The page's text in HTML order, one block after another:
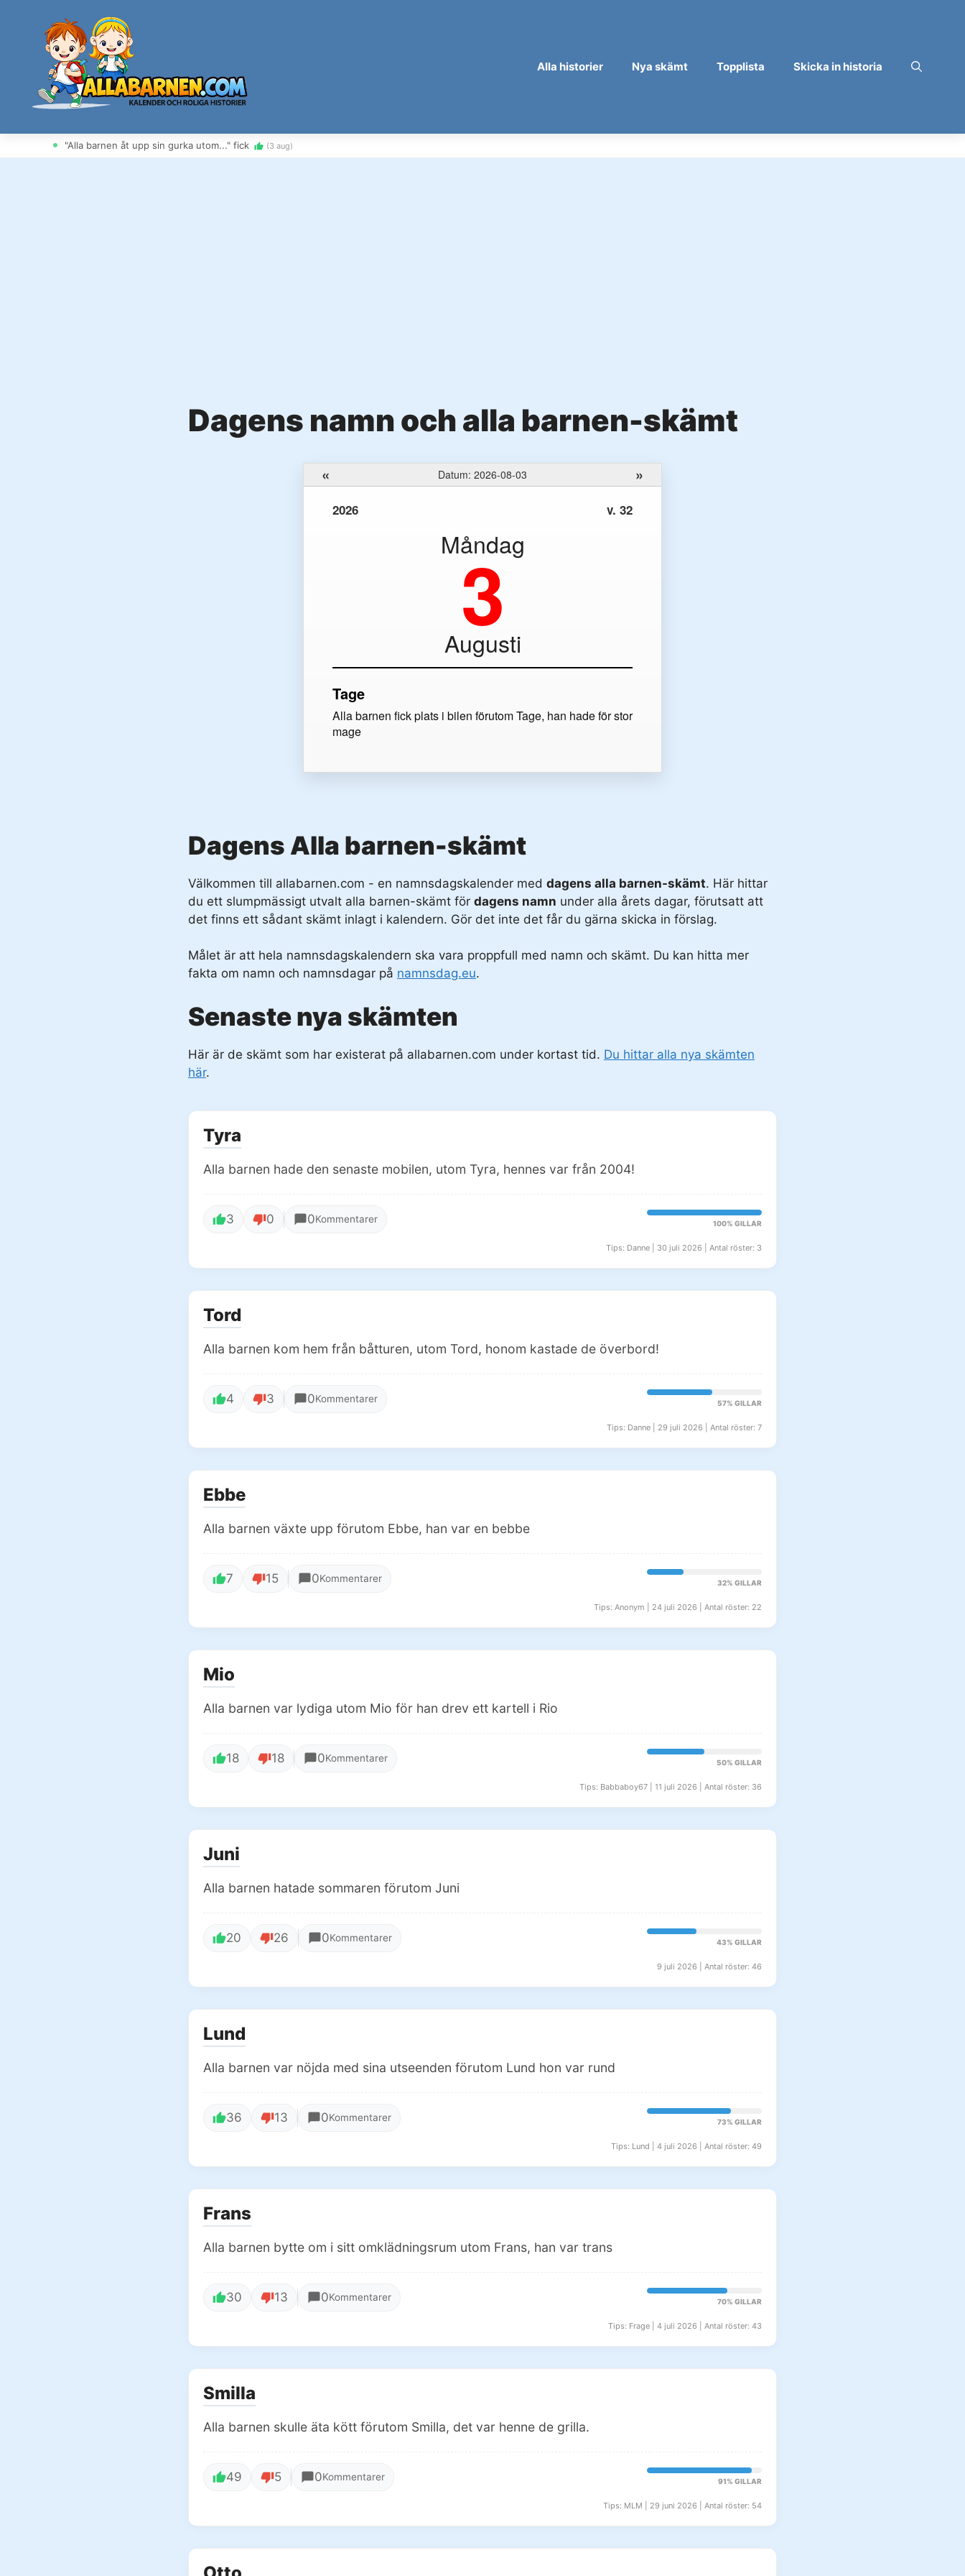
Alla historier Nya skämt Topplista Skicka in historia
"Alla barnen åt upp sin gurka utom..." fick (3 aug)
"Alla barnen överlevde flygkraschen förutom Anna, av..." fick
Dagens namn och alla barnen-skämt
« Datum: 2026-08-03 »
2026 v. 32
Måndag
3
Augusti
Tage
Alla barnen fick plats i bilen förutom Tage, han hade för stor
mage
Dagens Alla barnen-skämt
Välkommen till allabarnen.com - en namnsdagskalender med dagens alla barnen-skämt. Här hittar
du ett slumpmässigt utvalt alla barnen-skämt för dagens namn under alla årets dagar, förutsatt att
det finns ett sådant skämt inlagt i kalendern. Gör det inte det får du gärna skicka in förslag.
Målet är att hela namnsdagskalendern ska vara proppfull med namn och skämt. Du kan hitta mer
fakta om namn och namnsdagar på namnsdag.eu.
Senaste nya skämten
Här är de skämt som har existerat på allabarnen.com under kortast tid. Du hittar alla nya skämten
här.
Tyra
Alla barnen hade den senaste mobilen, utom Tyra, hennes var från 2004!
3 0 0Kommentarer 100% GILLAR
Tips: Danne | 30 juli 2026 | Antal röster: 3
Tord
Alla barnen kom hem från båtturen, utom Tord, honom kastade de överbord!
4 3 0Kommentarer 57% GILLAR
Tips: Danne | 29 juli 2026 | Antal röster: 7
Ebbe
Alla barnen växte upp förutom Ebbe, han var en bebbe
7 15 0Kommentarer 32% GILLAR
Tips: Anonym | 24 juli 2026 | Antal röster: 22
Mio
Alla barnen var lydiga utom Mio för han drev ett kartell i Rio
18 18 0Kommentarer 50% GILLAR
Tips: Babbaboy67 | 11 juli 2026 | Antal röster: 36
Juni
Alla barnen hatade sommaren förutom Juni
20 26 0Kommentarer 43% GILLAR
9 juli 2026 | Antal röster: 46
Lund
Alla barnen var nöjda med sina utseenden förutom Lund hon var rund
36 13 0Kommentarer 73% GILLAR
Tips: Lund | 4 juli 2026 | Antal röster: 49
Frans
Alla barnen bytte om i sitt omklädningsrum utom Frans, han var trans
30 13 0Kommentarer 70% GILLAR
Tips: Frage | 4 juli 2026 | Antal röster: 43
Smilla
Alla barnen skulle äta kött förutom Smilla, det var henne de grilla.
49 5 0Kommentarer 91% GILLAR
Tips: MLM | 29 juni 2026 | Antal röster: 54